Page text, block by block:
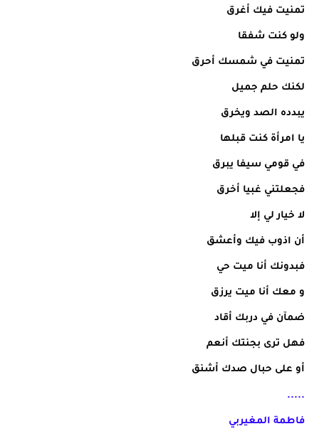
تمنيت فيك أغرق
ولو كنت شفقا
تمنيت في شمسك أحرق
لكنك حلم جميل
يبدده الصد ويخرق
يا امرأة كنت قبلها
في قومي سيفا يبرق
فجعلتني غبيا أخرق
لا خيار لي إلا
أن اذوب فيك وأعشق
فبدونك أنا ميت حي
و معك أنا ميت يرزق
ضمآن في دربك أقاد
فهل ترى بجنتك أنعم
أو على حبال صدك أشنق
.....
فاطمة المغيربي